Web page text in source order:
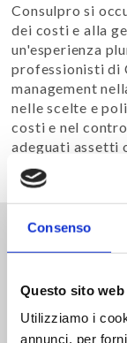
Consenso
Questo sito
Utilizziamo i
annunci, per
Consulpro si
dei costi e alla
un'esperienza
professionisti di
management
nelle scelte e
costi e nel
adeguati assetti
contabili.
Consulenza ed
generale